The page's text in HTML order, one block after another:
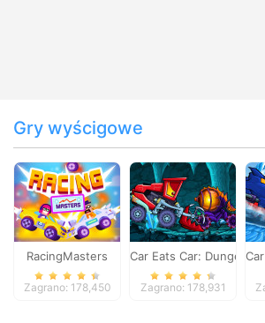
Gry wyścigowe
RacingMasters
Zagrano: 178,450
Car Eats Car: Dungeon
Zagrano: 178,931